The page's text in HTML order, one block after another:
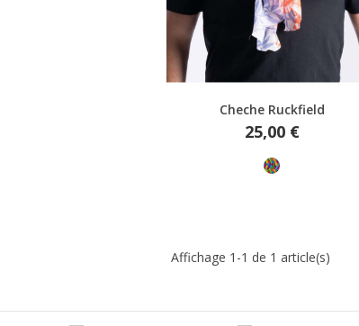
Aperçu rapide
Cheche Ruckfield
Prix
25,00 €
Multicolore
Affichage 1-1 de 1 article(s)